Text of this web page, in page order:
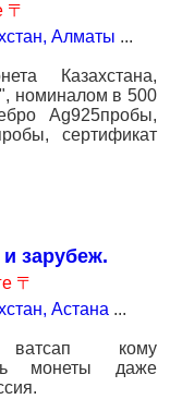
〒
Алматы ...
Казахстана,
номиналом в 500
Аg925пробы,
сертификат
зарубеж.
〒
Астана ...
ватсап кому
монеты даже